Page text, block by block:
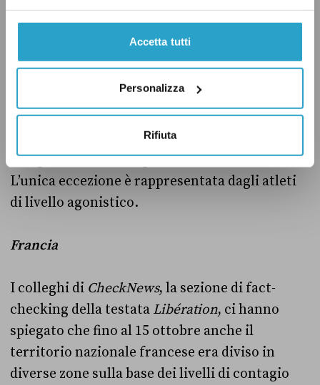
Accetta tutti
Personalizza
Rifiuta
ottobre, però, la nazioneentreràin una nuova
allenamenti di gruppo verranno inoltre
bloccati almeno fino al 9 novembre.
L’Irlanda del Nord infineha vietato
competizioni sia all’aperto che al chiuso.
L’unica eccezione è rappresentata dagli atleti
di livello agonistico.
Francia
I colleghi di CheckNews, la sezione di fact-
checking della testata Libération, ci hanno
spiegato che fino al 15 ottobre anche il
territorio nazionale francese era diviso in
diverse zone sulla base dei livelli di contagio